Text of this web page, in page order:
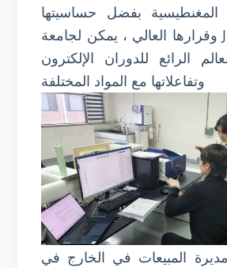
المغنطيسية بفضل حساسيتها
وقرارها العالي ، يمكن لجامعة Jeju الوطنية أن
الرائع للدوران الإلكترون
وتفاعلاتها مع المواد المختلفة
المبيعات في الخارج في